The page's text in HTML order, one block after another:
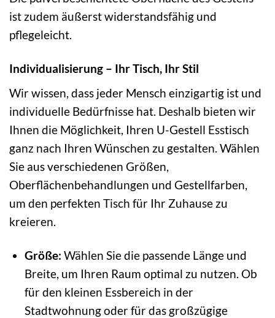
ist zudem äußerst widerstandsfähig und
pflegeleicht.
Individualisierung – Ihr Tisch, Ihr Stil
Wir wissen, dass jeder Mensch einzigartig ist und
individuelle Bedürfnisse hat. Deshalb bieten wir
Ihnen die Möglichkeit, Ihren U-Gestell Esstisch
ganz nach Ihren Wünschen zu gestalten. Wählen
Sie aus verschiedenen Größen,
Oberflächenbehandlungen und Gestellfarben,
um den perfekten Tisch für Ihr Zuhause zu
kreieren.
Größe: Wählen Sie die passende Länge und
Breite, um Ihren Raum optimal zu nutzen. Ob
für den kleinen Essbereich in der
Stadtwohnung oder für das großzügige